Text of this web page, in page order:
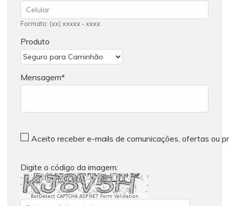
Formato: (xx) xxxxx - xxxx
Produto
Mensagem
Aceito receber e-mails de comunicações, ofertas ou
Digite o código da imagem:
BotDetect CAPTCHA ASP.NET Form Validation